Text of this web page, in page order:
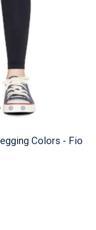
Colors - Fio